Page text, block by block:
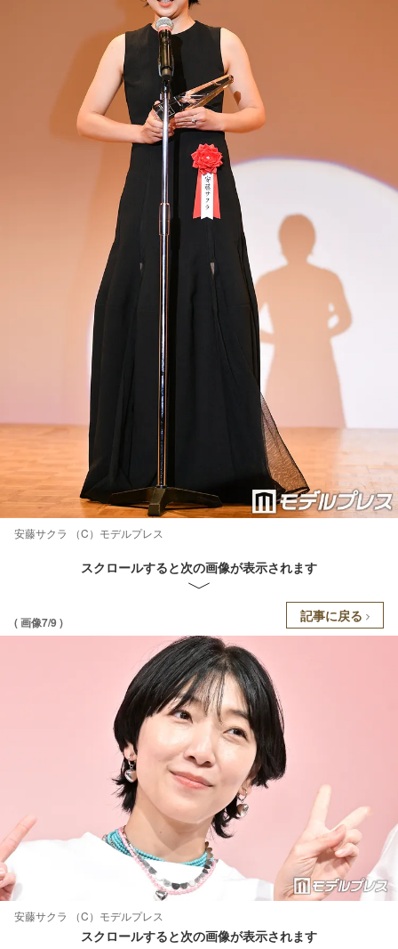
安藤サクラ （C）モデルプレス
スクロールすると次の画像が表示されます
( 画像7/9 ) 記事に戻る
安藤サクラ （C）モデルプレス
スクロールすると次の画像が表示されます